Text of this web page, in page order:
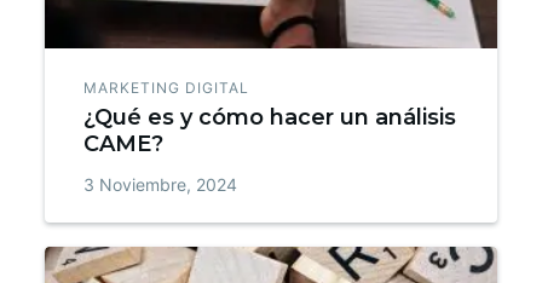
MARKETING DIGITAL
¿Qué es y cómo hacer un análisis
CAME?
3 Noviembre, 2024